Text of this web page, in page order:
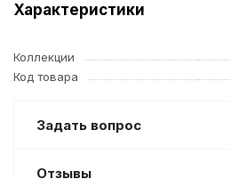
Характеристики
Коллекции
Код товара
Задать вопрос
Отзывы